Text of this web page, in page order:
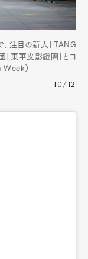
、注目の新人「TANG
東華皮影戲團」とコ
Week）
10/12